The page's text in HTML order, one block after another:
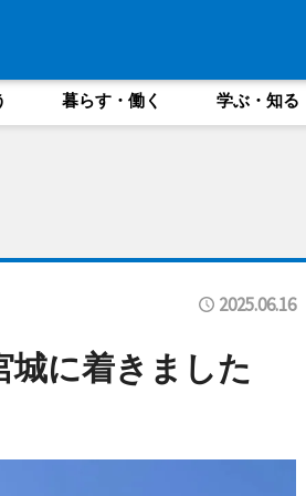
暮らす・働く 学ぶ・知る
2025.06.16
城に着きました